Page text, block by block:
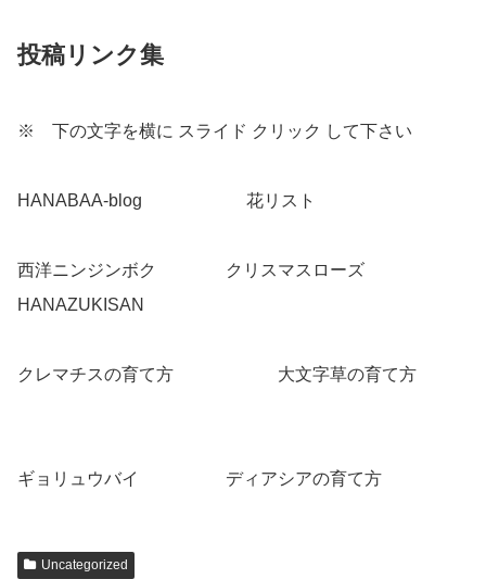
投稿リンク集
※ 下の文字を横に スライド クリック して下さい
HANABAA-blog 花リスト
西洋ニンジンボク クリスマスローズ
HANAZUKISAN
クレマチスの育て方 大文字草の育て方
ギョリュウバイ ディアシアの育て方
Uncategorized